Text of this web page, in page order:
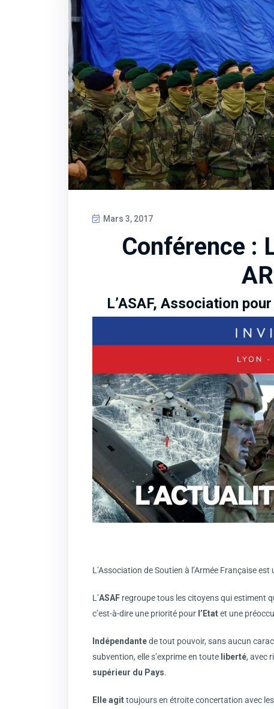
Mars 3, 2017
Conférence :
L’ASAF, Association
L’Association de Soutien à l’Armée Française
L’ASAF regroupe tous les citoyens qui estiment
c’est-à-dire une priorité pour l’Etatet une
Indépendantede tout pouvoir, sans aucun
subvention, elle s’exprime en toute liberté, avec
supérieur du Pays.
Elle agittoujours en étroite concertation avec les